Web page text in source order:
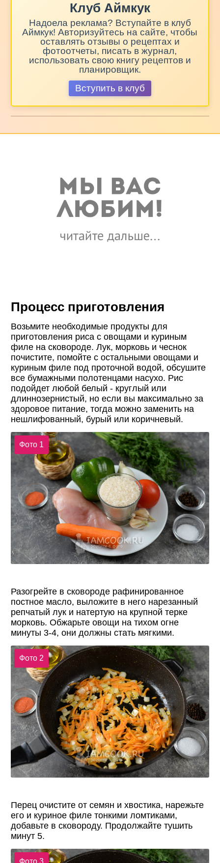
Клуб Аймкук
Надоела реклама? Вступайте в клуб
Аймкук! Авторизуйтесь на сайте, чтобы
оставлять отзывы о рецептах и
фотоотчеты, писать в журнал,
использовать свою книгу рецептов и
планировщик.
Вступить в клуб
Процесс приготовления
Возьмите необходимые продукты для
приготовления риса с овощами и куриным
филе на сковороде. Лук, морковь и чеснок
почистите, помойте с остальными овощами и
куриным филе под проточной водой, обсушите
все бумажными полотенцами насухо. Рис
подойдет любой белый - круглый или
длиннозернистый, но если вы максимально за
здоровое питание, тогда можно заменить на
нешлифованный, бурый или коричневый.
Фото 1
Разогрейте в сковороде рафинированное
постное масло, выложите в него нарезанный
репчатый лук и натертую на крупной терке
морковь. Обжарьте овощи на тихом огне
минуты 3-4, они должны стать мягкими.
Фото 2
Перец очистите от семян и хвостика, нарежьте
его и куриное филе тонкими ломтиками,
добавьте в сковороду. Продолжайте тушить
минут 5.
Фото 3